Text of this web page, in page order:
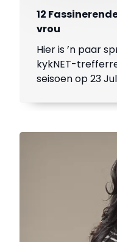
12
vrou
Hier is ’n paar
kykNET-
seisoen op 23